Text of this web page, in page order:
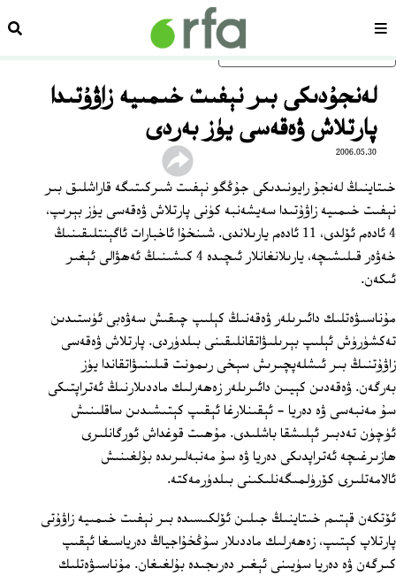
ئاساسلىق مەزمۇنغا ئاتلاڭسەھىپە
لەنجۇدىكى بىر نېفىت خىمىيە زاۋۇتىدا
پارتلاش ۋەقەسى يۈز بەردى
2006.05.30
خىتاينىڭ لەنجۇ رايونىدىكى جۇڭگو نېفىت شىركىتىگە قاراشلىق بىر
نېفىت خىمىيە زاۋۇتىدا سەيشەنبە كۈنى پارتلاش ۋەقەسى يۈز بېرىپ،
4 ئادەم ئۆلدى، 11 ئادەم يارىلاندى. شىنخۇا ئاخبارات ئاگېنتلىقىنىڭ
خەۋەر قىلىشىچە، يارىلانغانلار ئىچىدە 4 كىشىنىڭ ئەھۋالى ئېغىر
ئىكەن.
مۇناسىۋەتلىك دائىرىلەر ۋەقەنىڭ كېلىپ چىقىش سەۋەبى ئۈستىدىن
تەكشۈرۈش ئېلىپ بېرىلىۋاتقانلىقىنى بىلدۈردى. پارتلاش ۋەقەسى
زاۋۇتنىڭ بىر ئىشلەپچىرىش سېخى رىمونت قىلىنىۋاتقاندا يۈز
بەرگەن. ۋەقەدىن كېيىن دائىرىلەر زەھەرلىك ماددىلارنىڭ ئەتراپتىكى
سۇ مەنبەسى ۋە دەريا‏ - ئېقىنلارغا ئېقىپ كېتىشىدىن ساقلىنىش
ئۈچۈن تەدبىر ئېلىشقا باشلىدى. مۇھىت قوغداش ئورگانلىرى
ھازىرغىچە ئەتراپدىكى دەريا ۋە سۇ مەنبەلىرىدە بۇلغىنىش
ئالامەتلىرى كۆرۈلمىگەنلىكىنى بىلدۈرمەكتە.
ئۆتكەن قېتىم خىتاينىڭ جىلىن ئۆلكىسىدە بىر نېفىت خىمىيە زاۋۇتى
پارتلاپ كېتىپ، زەھەرلىك ماددىلار سۇڭخۇاجياڭ دەرياسىغا ئېقىپ
كىرگەن ۋە دەريا سۈيىنى ئېغىر دەرىجىدە بۇلغىغان. مۇناسىۋەتلىك